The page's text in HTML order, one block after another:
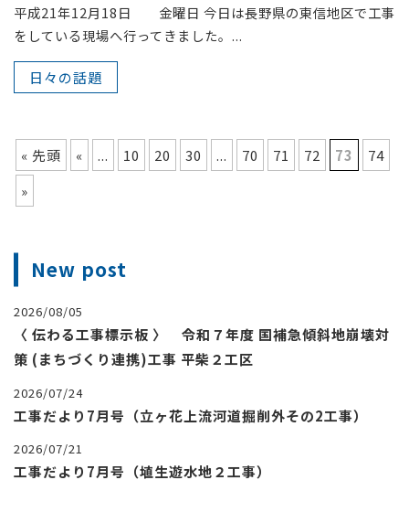
平成21年12月18日 金曜日 今日は長野県の東信地区で工事
をしている現場へ行ってきました。...
日々の話題
« 先頭 « ... 10 20 30 ... 70 71 72 73
74
»
New post
2026/08/05
〈 伝わる工事標示板 〉 令和７年度 国補急傾斜地崩壊対
策 (まちづくり連携)工事 平柴２工区
2026/07/24
工事だより7月号（立ヶ花上流河道掘削外その2工事）
2026/07/21
工事だより7月号（埴生遊水地２工事）